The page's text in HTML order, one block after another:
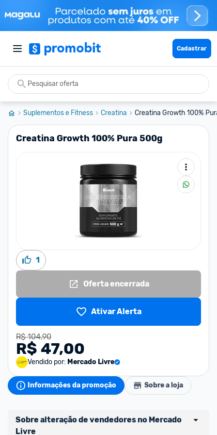
Cadastrar
Suplementos e Fitness Creatina Creatina Growth 100%
Creatina Growth 100% Pura 500g
1
Oferta encerrada
Ativar Alerta
R$ 104,90
R$ 47,00
Vendido por: Mercado Livre
Informações da promoção Sobre a loja
Sobre alteração de vendedores no Mercado
Livre